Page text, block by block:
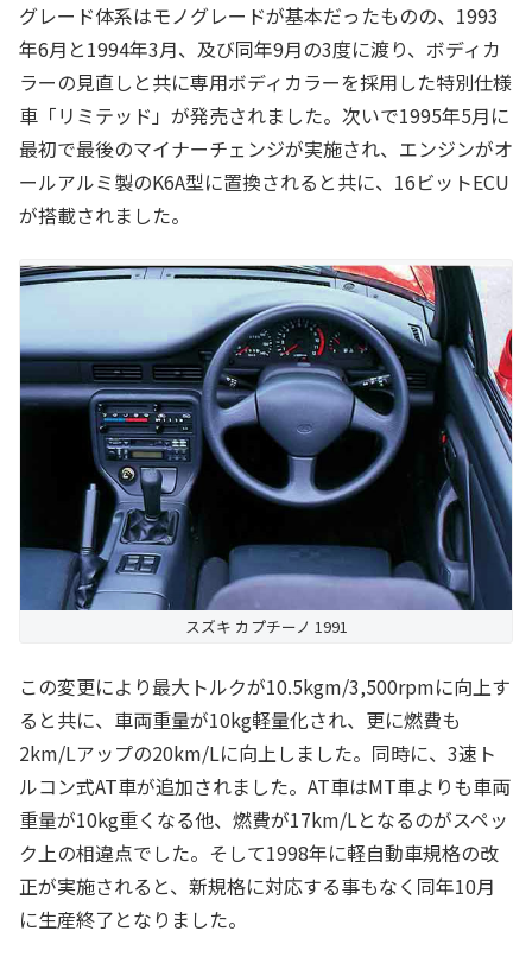
グレード体系はモノグレードが基本だったものの、1993
年6月と1994年3月、及び同年9月の3度に渡り、ボディカ
ラーの見直しと共に専用ボディカラーを採用した特別仕様
車「リミテッド」が発売されました。次いで1995年5月に
最初で最後のマイナーチェンジが実施され、エンジンがオ
ールアルミ製のK6A型に置換されると共に、16ビットECU
が搭載されました。
スズキ カプチーノ 1991
この変更により最大トルクが10.5kgm/3,500rpmに向上す
ると共に、車両重量が10kg軽量化され、更に燃費も
2km/Lアップの20km/Lに向上しました。同時に、3速ト
ルコン式AT車が追加されました。AT車はMT車よりも車両
重量が10kg重くなる他、燃費が17km/Lとなるのがスペッ
ク上の相違点でした。そして1998年に軽自動車規格の改
正が実施されると、新規格に対応する事もなく同年10月
に生産終了となりました。